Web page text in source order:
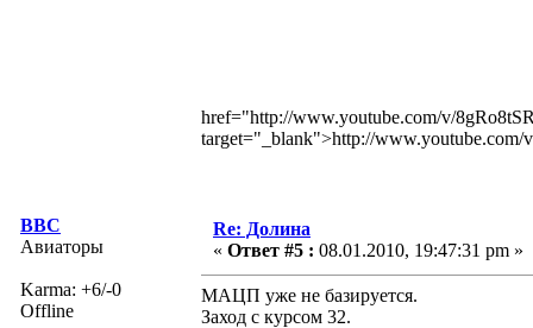
href="http://www.youtube.com/v/
target="_blank">http://
ВВС
Авиаторы
Karma: +6/-0
Offline
Re: Долина
« Ответ #5 : 08.01.2010, 19:47:31 pm »
МАЦП уже не базируется.
Заход с курсом 32.